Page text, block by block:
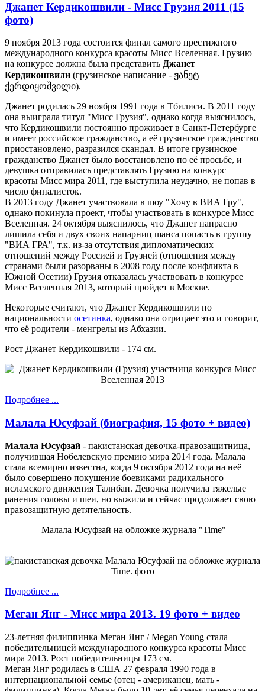
Джанет Кердикошвили - Мисс Грузия 2011 (15
фото)
9 ноября 2013 года состоится финал самого престижного
международного конкурса красоты Мисс Вселенная. Грузию
на конкурсе должна была представить Джанет
Кердикошвили (грузинское написание - ჟანეტ
ქერდიყოშვილი).
Джанет родилась 29 ноября 1991 года в Тбилиси. В 2011 году
она выиграла титул "Мисс Грузия", однако когда выяснилось,
что Кердикошвили постоянно проживает в Санкт-Петербурге
и имеет российское гражданство, а её грузинское гражданство
приостановлено, разразился скандал. В итоге грузинское
гражданство Джанет было восстановлено по её просьбе, и
девушка отправилась представлять Грузию на конкурс
красоты Мисс мира 2011, где выступила неудачно, не попав в
число финалисток.
В 2013 году Джанет участвовала в шоу "Хочу в ВИА Гру",
однако покинула проект, чтобы участвовать в конкурсе Мисс
Вселенная. 24 октября выяснилось, что Джанет напрасно
лишила себя и двух своих напарниц шанса попасть в группу
"ВИА ГРА", т.к. из-за отсутствия дипломатических
отношений между Россией и Грузией (отношения между
странами были разорваны в 2008 году после конфликта в
Южной Осетии) Грузия отказалась участвовать в конкурсе
Мисс Вселенная 2013, который пройдет в Москве.
Некоторые считают, что Джанет Кердикошвили по
национальности осетинка, однако она отрицает это и говорит,
что её родители - менгрелы из Абхазии.
Рост Джанет Кердикошвили - 174 см.
Подробнее ...
Малала Юсуфзай (биография, 15 фото + видео)
Малала Юсуфзай - пакистанская девочка-правозащитница,
получившая Нобелевскую премию мира 2014 года. Малала
стала всемирно известна, когда 9 октября 2012 года на неё
было совершено покушение боевиками радикального
исламского движения Талибан. Девочка получила тяжелые
ранения головы и шеи, но выжила и сейчас продолжает свою
правозащитную детятельность.
Малала Юсуфзай на обложке журнала "Time"
Подробнее ...
Меган Янг - Мисс мира 2013. 19 фото + видео
23-летняя филиппинка Меган Янг / Megan Young стала
победительницей международного конкурса красоты Мисс
мира 2013. Рост победительницы 173 см.
Меган Янг родилась в США 27 февраля 1990 года в
интернациональной семье (отец - американец, мать -